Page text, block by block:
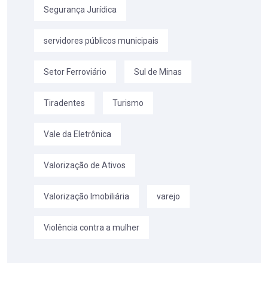
Segurança Jurídica
servidores públicos municipais
Setor Ferroviário Sul de Minas
Tiradentes Turismo
Vale da Eletrônica
Valorização de Ativos
Valorização Imobiliária varejo
Violência contra a mulher